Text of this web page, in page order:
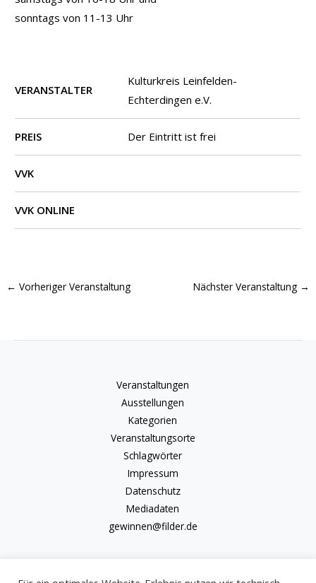
sonntags von 11-13 Uhr
VERANSTALTER
Kulturkreis Leinfelden-
Echterdingen e.V.
PREIS Der Eintritt ist frei
VVK
VVK ONLINE
← Vorheriger Veranstaltung Nächster Veranstaltung →
Veranstaltungen
Ausstellungen
Kategorien
Veranstaltungsorte
Schlagwörter
Impressum
Datenschutz
Mediadaten
gewinnen@filder.de